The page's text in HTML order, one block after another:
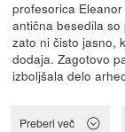
profesorica
antična besedila
zato ni čisto jasno,
dodaja. Zagotovo
izboljšala delo
Preberi več